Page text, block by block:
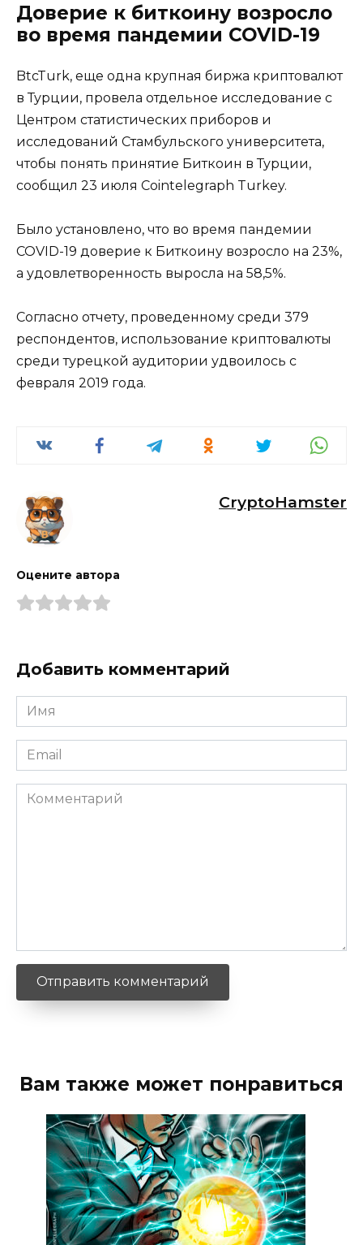
Доверие к биткоину возросло
во время пандемии COVID-19
BtcTurk, еще одна крупная биржа криптовалют
в Турции, провела отдельное исследование с
Центром статистических приборов и
исследований Стамбульского университета,
чтобы понять принятие Биткоин в Турции,
сообщил 23 июля Cointelegraph Turkey.
Было установлено, что во время пандемии
COVID-19 доверие к Биткоину возросло на 23%,
а удовлетворенность выросла на 58,5%.
Согласно отчету, проведенному среди 379
респондентов, использование криптовалюты
среди турецкой аудитории удвоилось с
февраля 2019 года.
CryptoHamster
Оцените автора
Добавить комментарий
Имя
*
Email
*
Комментарий
Вам также может понравиться